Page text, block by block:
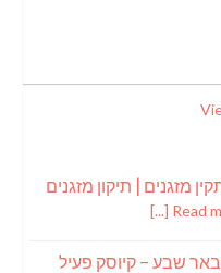
מזגנים | תיקון מזגנים
Read
שבע – קיוסק פעיל